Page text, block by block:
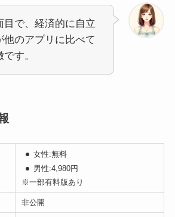
目で、経済的に自立
他のアプリに比べて
す。
女性:無料
男性:4,980円
※一部有料版あり
非公開